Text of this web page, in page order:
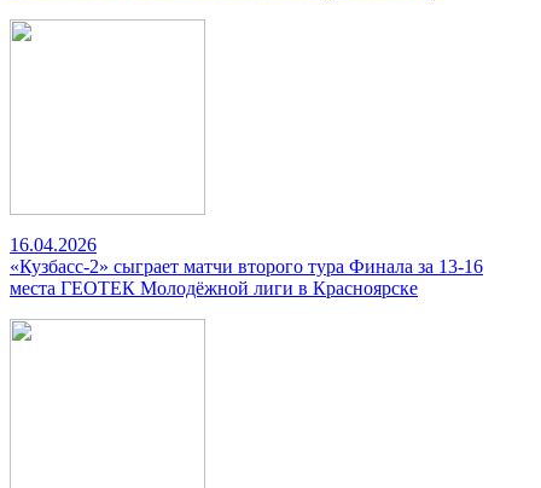
16.04.2026
«Кузбасс-2» сыграет матчи второго тура Финала за 13-16
места ГЕОТЕК Молодёжной лиги в Красноярске